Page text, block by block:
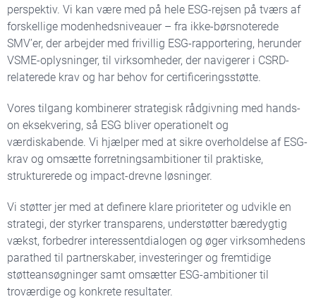
perspektiv. Vi kan være med på hele ESG-rejsen på tværs af
forskellige modenhedsniveauer – fra ikke-børsnoterede
SMV’er, der arbejder med frivillig ESG-rapportering, herunder
VSME-oplysninger, til virksomheder, der navigerer i CSRD-
relaterede krav og har behov for certificeringsstøtte.
Vores tilgang kombinerer strategisk rådgivning med hands-
on eksekvering, så ESG bliver operationelt og
værdiskabende. Vi hjælper med at sikre overholdelse af ESG-
krav og omsætte forretningsambitioner til praktiske,
strukturerede og impact-drevne løsninger.
Vi støtter jer med at definere klare prioriteter og udvikle en
strategi, der styrker transparens, understøtter bæredygtig
vækst, forbedrer interessentdialogen og øger virksomhedens
parathed til partnerskaber, investeringer og fremtidige
støtteansøgninger samt omsætter ESG-ambitioner til
troværdige og konkrete resultater.